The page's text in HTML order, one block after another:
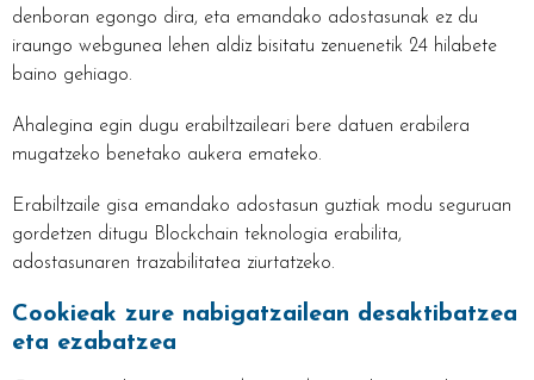
denboran egongo dira, eta emandako adostasunak ez du
iraungo webgunea lehen aldiz bisitatu zenuenetik 24 hilabete
baino gehiago.
Ahalegina egin dugu erabiltzaileari bere datuen erabilera
mugatzeko benetako aukera emateko.
Erabiltzaile gisa emandako adostasun guztiak modu seguruan
gordetzen ditugu Blockchain teknologia erabilita,
adostasunaren trazabilitatea ziurtatzeko.
Cookieak zure nabigatzailean desaktibatzea
eta ezabatzea